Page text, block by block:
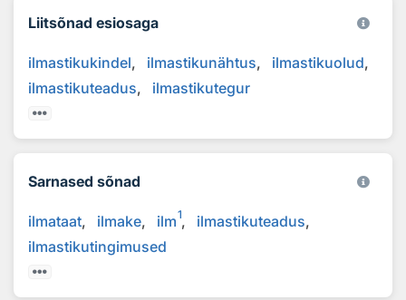
Liitsõnad esiosaga
ilmastikukindel ilmastikunähtus
ilmastikuolud
ilmastikuteadus
ilmastikutegur
Sarnased sõnad
ilmataat ilmake ilm1
ilmastikuteadus
ilmastikutingimused